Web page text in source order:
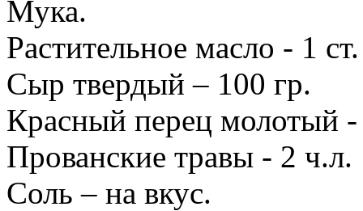
Мука.
Растительное масло - 1
Сыр твердый – 100 гр.
Красный перец молотый
Прованские травы - 2 ч.л.
Соль – на вкус.